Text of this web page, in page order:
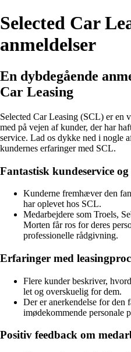
Selected Car
anmeldelser
En dybdegående
Car Leasing
Selected Car Leasing (SCL) er en
med på vejen af kunder, der har
service. Lad os dykke ned i nogle
kundernes erfaringer med SCL.
Fantastisk kundeservice
Kunderne fremhæver den
har oplevet hos SCL.
Medarbejdere som Troels,
Morten får ros for deres
professionelle rådgivning.
Erfaringer med
Flere kunder beskriver,
let og overskuelig for dem.
Der er anerkendelse for den
imødekommende personale
Positiv feedback om